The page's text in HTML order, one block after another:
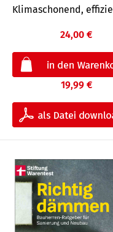
Klimaschonend,
24,00 €
19,99 €